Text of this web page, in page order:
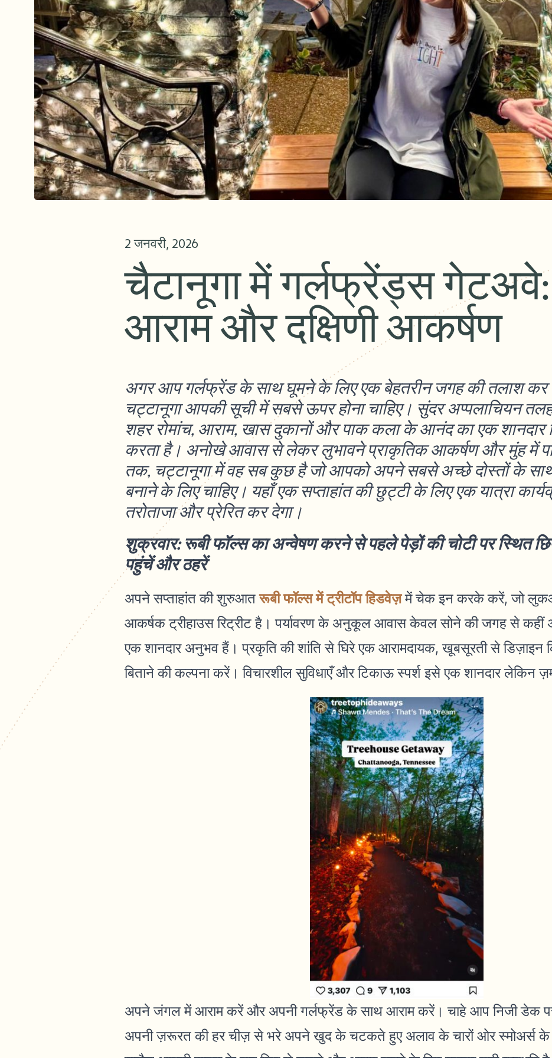
2 जनवरी, 2026
चैटानूगा में गर्लफ्रेंड्स गेटअवे:
आराम और दक्षिणी आकर्षण
अगर आप गर्लफ्रेंड के साथ घूमने के लिए एक बेहतरीन जगह की तलाश कर
चट्टानूगा आपकी सूची में सबसे ऊपर होना चाहिए। सुंदर अप्पलाचियन
शहर रोमांच, आराम, खास दुकानों और पाक कला के आनंद का एक शानदार
करता है। अनोखे आवास से लेकर लुभावने प्राकृतिक आकर्षण और मुंह में
तक, चट्टानूगा में वह सब कुछ है जो आपको अपने सबसे अच्छे दोस्तों के साथ
बनाने के लिए चाहिए। यहाँ एक सप्ताहांत की छुट्टी के लिए एक यात्रा
तरोताजा और प्रेरित कर देगा।
शुक्रवार: रूबी फॉल्स का अन्वेषण करने से पहले पेड़ों की चोटी पर स्थित
पहुंचें और ठहरें
अपने सप्ताहांत की शुरुआतरूबी फॉल्स में ट्रीटॉप हिडवेज़में चेक इन करके करें, जो
आकर्षक ट्रीहाउस रिट्रीट है। पर्यावरण के अनुकूल आवास केवल सोने की जगह से
एक शानदार अनुभव हैं। प्रकृति की शांति से घिरे एक आरामदायक, खूबसूरती से डिज़ाइन
बिताने की कल्पना करें। विचारशील सुविधाएँ और टिकाऊ स्पर्श इसे एक शानदार लेकिन
अपने जंगल में आराम करें और अपनी गर्लफ्रेंड के साथ आराम करें। चाहे आप निजी डेक
अपनी ज़रूरत की हर चीज़ से भरे अपने खुद के चटकते हुए अलाव के चारों ओर स्मोअर्स के